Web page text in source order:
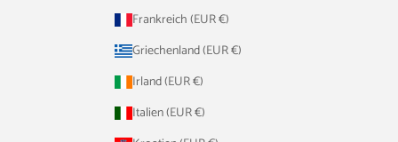
Frankreich (EUR €)
Griechenland (EUR €)
Irland (EUR €)
Italien (EUR €)